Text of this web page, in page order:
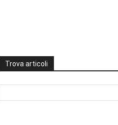
Trova articoli